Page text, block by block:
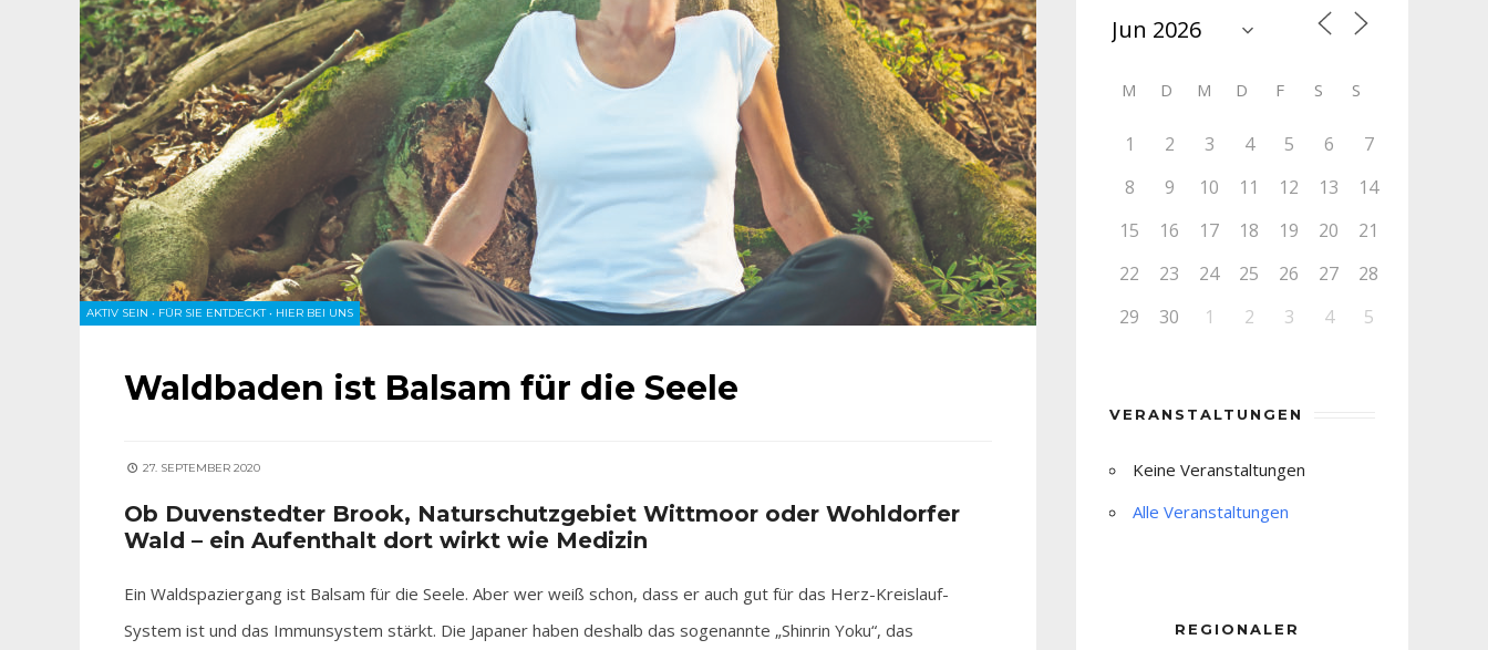
AKTIV SEIN • FÜR SIE ENTDECKT• HIER BEI UNS
Waldbaden ist Balsam für die Seele
27. SEPTEMBER 2020
Ob Duvenstedter Brook, Naturschutzgebiet Wittmoor oder Wohldorfer
Wald – ein Aufenthalt dort wirkt wie Medizin
Ein Waldspaziergang ist Balsam für die Seele. Aber wer weiß schon, dass er auch gut für das Herz-Kreislauf-
System ist und das Immunsystem stärkt. Die Japaner haben deshalb das sogenannte „Shinrin Yoku“, das
M D M D F S S
1 2 3 4 5 6
7
8
9 10 11 12 13
14
15
16 17 18 19 20
21
22
23 24 25 26 27
28
29
30 1 2 3 4 5
VERANSTALTUNGEN
Keine Veranstaltungen
Alle Veranstaltungen
REGIONALER